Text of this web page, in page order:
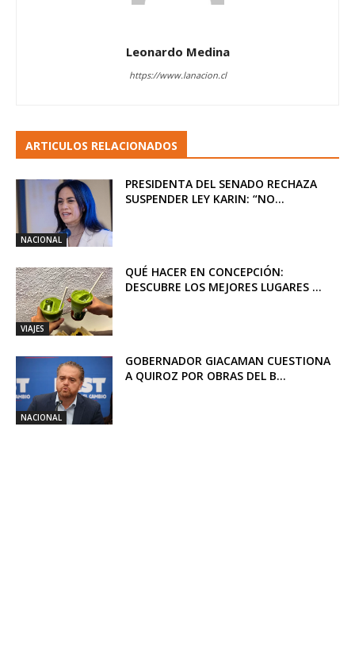
Leonardo Medina
https://www.lanacion.cl
ARTICULOS RELACIONADOS
NACIONAL
PRESIDENTA DEL SENADO RECHAZA
SUSPENDER LEY KARIN: “NO...
VIAJES
QUÉ HACER EN CONCEPCIÓN:
DESCUBRE LOS MEJORES LUGARES ...
NACIONAL
GOBERNADOR GIACAMAN CUESTIONA
A QUIROZ POR OBRAS DEL B...